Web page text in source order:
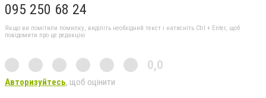
095 250 68 24
Якщо ви помітили помилку, виділіть необхідний текст і натисніть Ctrl + Enter, щоб
повідомити про це редакцію
0,0
Авторизуйтесь, щоб оцінити